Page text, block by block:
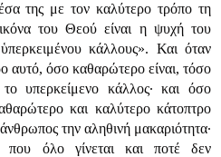
της με τον καλύτερο τρόπο τη
του Θεού είναι η ψυχή του
κάλλους». Και όταν
αυτό, όσο καθαρώτερο είναι, τόσο
υπερκείμενο κάλλος· και όσο
και καλύτερο κάτοπτρο
την αληθινή μακαριότητα·
που όλο γίνεται και ποτέ δεν